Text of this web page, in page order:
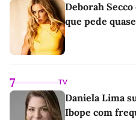
Deborah
que pede
7 TV
Daniela Lima
Ibope com